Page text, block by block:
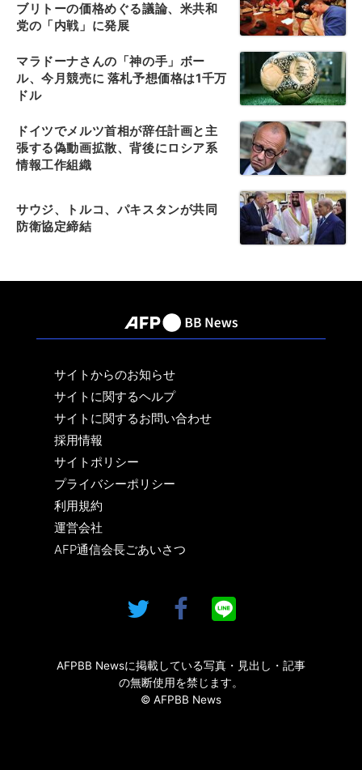
ブリトーの価格めぐる議論、米共和
党の「内戦」に発展
マラドーナさんの「神の手」ボー
ル、今月競売に 落札予想価格は1千万
ドル
ドイツでメルツ首相が辞任計画と主
張する偽動画拡散、背後にロシア系
情報工作組織
サウジ、トルコ、パキスタンが共同
防衛協定締結
サイトからのお知らせ
サイトに関するヘルプ
サイトに関するお問い合わせ
採用情報
サイトポリシー
プライバシーポリシー
利用規約
運営会社
AFP通信会長ごあいさつ
AFPBB Newsに掲載している写真・見出し・記事
の無断使用を禁じます。
© AFPBB News